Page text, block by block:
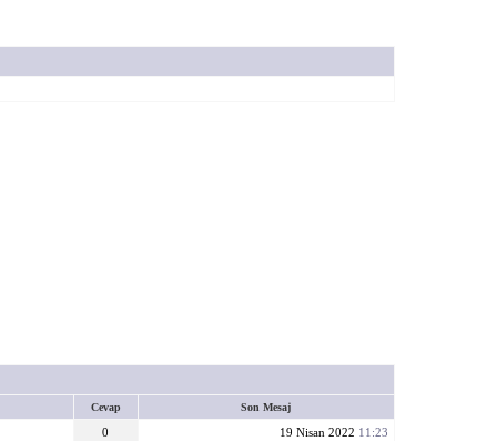
Cevap Son Mesaj
0 19 Nisan 2022 11:23